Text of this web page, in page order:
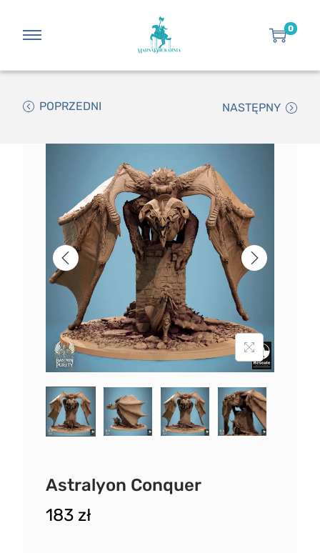
0
POPRZEDNI NASTĘPNY
Astralyon Conquer
183 zł